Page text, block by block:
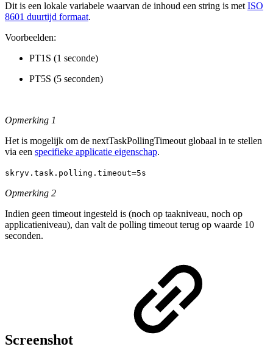
Dit is een lokale variabele waarvan de inhoud een string is met ISO
8601 duurtijd formaat.
Voorbeelden:
PT1S (1 seconde)
PT5S (5 seconden)
Opmerking 1
Het is mogelijk om de nextTaskPollingTimeout globaal in te stellen
via een specifieke applicatie eigenschap.
skryv.task.polling.timeout=5s
Opmerking 2
Indien geen timeout ingesteld is (noch op taakniveau, noch op
applicatieniveau), dan valt de polling timeout terug op waarde 10
seconden.
Screenshot